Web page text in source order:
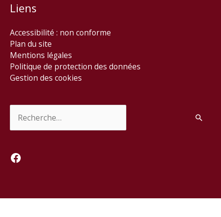
Liens
Accessibilité : non conforme
Plan du site
Mentions légales
Politique de protection des données
Gestion des cookies
Facebook